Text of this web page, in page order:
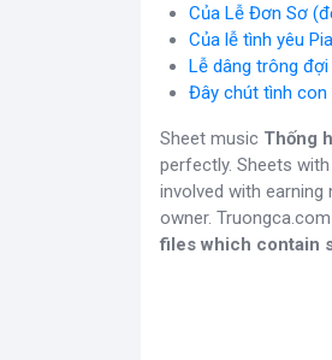
Của Lễ Đơn Sơ
Của lễ tình yêu
Lễ dâng trông
Đây chút tình con
Sheet music Thống
perfectly. Sheets
involved with
owner.
files which contain